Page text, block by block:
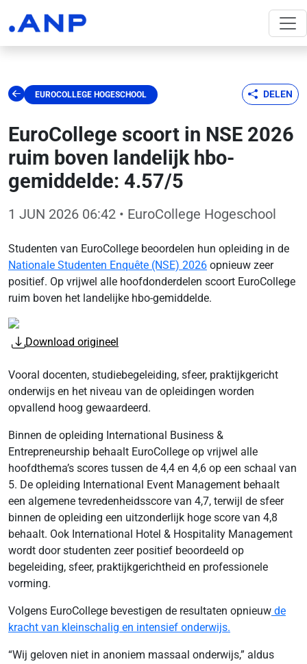
EUROCOLLEGE HOGESCHOOL DELEN
EuroCollege scoort in NSE 2026
ruim boven landelijk hbo-
gemiddelde: 4.57/5
1 JUN 2026 06:42 • EuroCollege Hogeschool
Studenten van EuroCollege beoordelen hun opleiding in de
Nationale Studenten Enquête (NSE) 2026 opnieuw zeer
positief. Op vrijwel alle hoofdonderdelen scoort EuroCollege
ruim boven het landelijke hbo-gemiddelde.
Download origineel
Vooral docenten, studiebegeleiding, sfeer, praktijkgericht
onderwijs en het niveau van de opleidingen worden
opvallend hoog gewaardeerd.
Binnen de opleiding International Business &
Entrepreneurship behaalt EuroCollege op vrijwel alle
hoofdthema’s scores tussen de 4,4 en 4,6 op een schaal van
5. De opleiding International Event Management behaalt
een algemene tevredenheidsscore van 4,7, terwijl de sfeer
binnen de opleiding een uitzonderlijk hoge score van 4,8
behaalt. Ook International Hotel & Hospitality Management
wordt door studenten zeer positief beoordeeld op
begeleiding, sfeer, praktijkgerichtheid en professionele
vorming.
Volgens EuroCollege bevestigen de resultaten opnieuw de
kracht van kleinschalig en intensief onderwijs.
“Wij geloven niet in anoniem massaal onderwijs,” aldus